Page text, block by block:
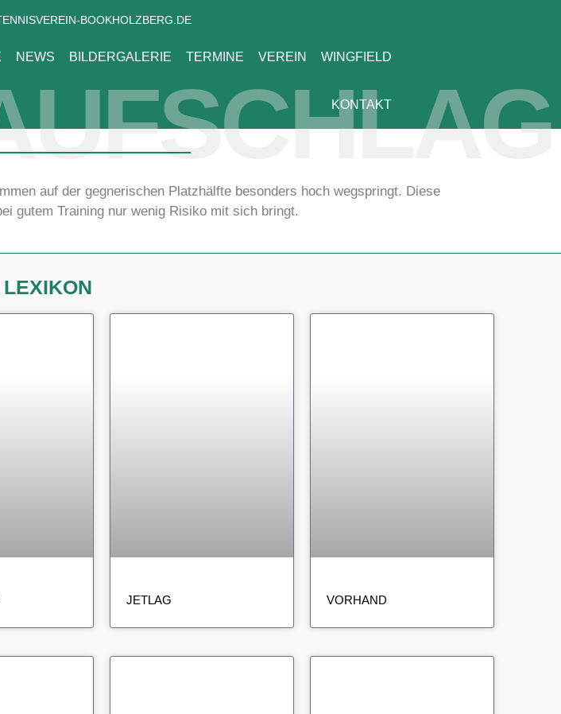
BOOKHOLZBERG.DE
NEWS BILDERGALERIE TERMINE VEREIN WINGFIELD
KONTAKT
auf der gegnerischen Platzhälfte besonders hoch wegspringt. Diese
gutem Training nur wenig Risiko mit sich bringt.
JETLAG VORHAND